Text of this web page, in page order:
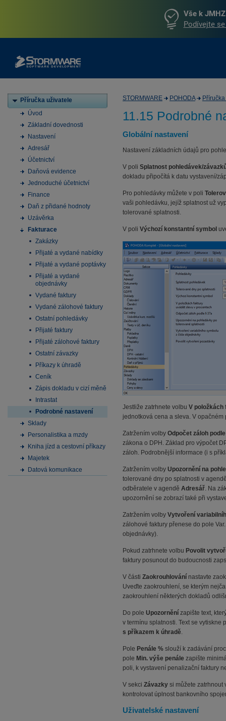
Vše k
Podívejte
Příručka uživatele
Úvod
Základní dovednosti
Nastavení
Adresář
Účetnictví
Daňová evidence
Jednoduché účetnictví
Finance
Daň z přidané hodnoty
Uzávěrka
Fakturace
Zakázky
Přijaté a vydané nabídky
Přijaté a vydané poptávky
Přijaté a vydané
objednávky
Vydané faktury
Vydané zálohové faktury
Ostatní pohledávky
Přijaté faktury
Přijaté zálohové faktury
Ostatní závazky
Příkazy k úhradě
Ceník
Zápis dokladu v cizí měně
Intrastat
Podrobné nastavení
Sklady
Personalistika a mzdy
Kniha jízd a cestovní příkazy
Majetek
Datová komunikace
STORMWARE POHODA
11.15 Podrobné
Globální nastavení
Nastavení základních údajů pro
V poli Splatnost pohledávek/
dokladu připočítá k datu vystavení/
Pro pohledávky můžete v poli
vaši pohledávku, jejíž splatnost už
tolerované splatnosti.
V poli Výchozí konstantní symbol
Jestliže zatrhnete volbu V
jednotková cena a sleva. V
Zatržením volby Odpočet záloh
zákona o DPH. Základ pro výpočet
záloh. Podrobnější informace (i s
Zatržením volby Upozornění na
tolerované dny po splatnosti v
odběratele v agendě Adresář. Na
upozornění se zobrazí také při
Zatržením volby Vytvoření
zálohové faktury přenese do pole
objednávky).
Pokud zatrhnete volbu Povolit
faktury posunout do budoucnosti
V části Zaokrouhlování nastavte
Uveďte zaokrouhlení, se kterým
zaokrouhlení některých dokladů
Do pole Upozornění zapište text,
v termínu splatnosti. Text se
s příkazem k úhradě.
Pole Penále % slouží k zadávání
pole Min. výše penále zapište
poli, k vystavení penalizační faktury
V sekci Závazky si můžete zatrhnout
kontrolovat úplnost bankovního
Uživatelské nastavení